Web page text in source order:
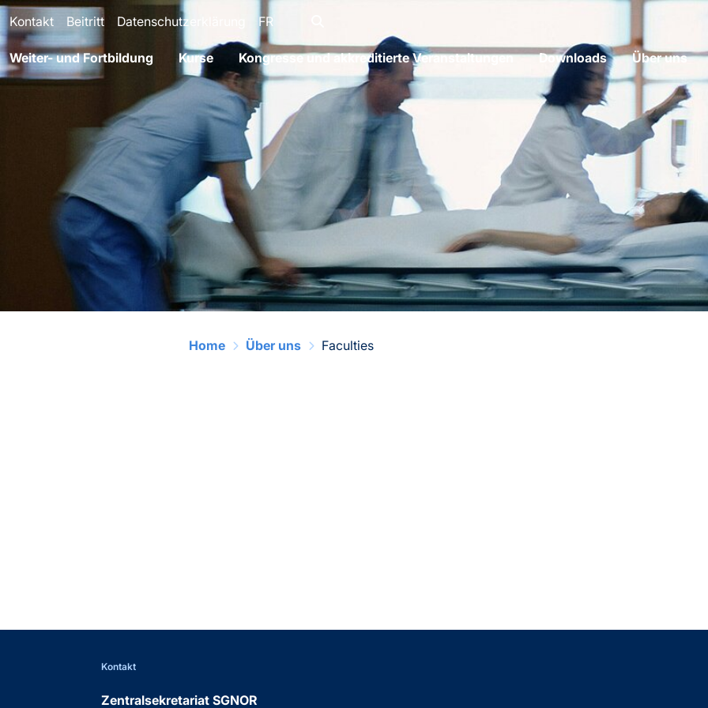
Kontakt Beitritt Datenschutzerklärung FR
Weiter- und Fortbildung Kurse Kongresse und akkreditierte Veranstaltungen Downloads Über uns
Home Über uns Faculties
Kontakt
Zentralsekretariat SGNOR